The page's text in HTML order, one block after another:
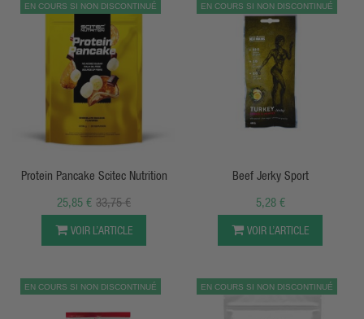
EN COURS SI NON DISCONTINUÉ
APERÇU RAPIDE
Protein Pancake Scitec Nutrition
33,75 €
25,85 €
VOIR L’ARTICLE
EN COURS SI NON DISCONTINUÉ
Beef Jerky Sport
5,28 €
VOIR L’ARTICLE
EN COURS SI NON DISCONTINUÉ EN COURS SI NON DISCONTINUÉ